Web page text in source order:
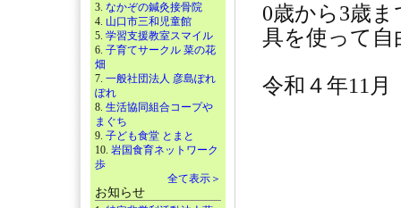
3. なかぞの鍼灸接骨院
4. 山口市三和児童館
5. 学習支援教室スマイル
6. 子育てサークル 菜の花
畑
7. 一般社団法人 彦島ぽれ
ぽれ
8. 生活協同組合コープや
まぐち
9. 子ども食堂 とまと
10. 岩国食育ネットワーク
歩
全て表示＞
お知らせ
0歳から3歳
具を使って
令和４年11